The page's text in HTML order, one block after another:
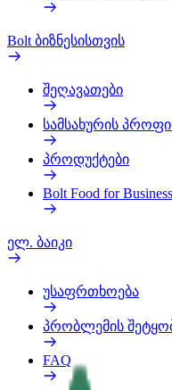
Bolt ბიზნესისთვის
შეღავათები
სამსახურის
პროდუქტები
Bolt Food for Business
ელ. ბაიკი
უსაფრთხოება
პრობლემის
FAQ